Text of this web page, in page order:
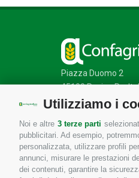
Utilizziamo i
Noi e altre 3 terze parti
pubblicitari. Ad esempio,
personalizzata, utilizzare profili
annunci, misurare le prestazioni
dei contenuti, garantire la
Piazza Duomo 2
45100 Rovigo Ro,
CF 80001240292
Mappa del sito/